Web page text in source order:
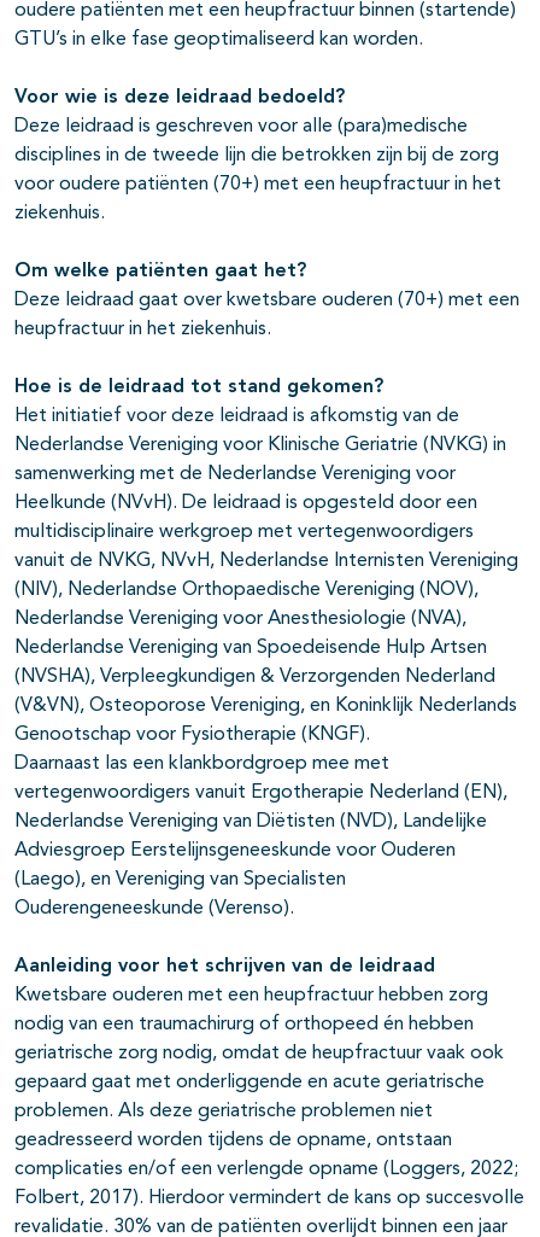
oudere patiënten met een heupfractuur binnen (startende)
GTU’s in elke fase geoptimaliseerd kan worden.
Voor wie is deze leidraad bedoeld?
Deze leidraad is geschreven voor alle (para)medische
disciplines in de tweede lijn die betrokken zijn bij de zorg
voor oudere patiënten (70+) met een heupfractuur in het
ziekenhuis.
Om welke patiënten gaat het?
Deze leidraad gaat over kwetsbare ouderen (70+) met een
heupfractuur in het ziekenhuis.
Hoe is de leidraad tot stand gekomen?
Het initiatief voor deze leidraad is afkomstig van de
Nederlandse Vereniging voor Klinische Geriatrie (NVKG) in
samenwerking met de Nederlandse Vereniging voor
Heelkunde (NVvH). De leidraad is opgesteld door een
multidisciplinaire werkgroep met vertegenwoordigers
vanuit de NVKG, NVvH, Nederlandse Internisten Vereniging
(NIV), Nederlandse Orthopaedische Vereniging (NOV),
Nederlandse Vereniging voor Anesthesiologie (NVA),
Nederlandse Vereniging van Spoedeisende Hulp Artsen
(NVSHA), Verpleegkundigen & Verzorgenden Nederland
(V&VN), Osteoporose Vereniging, en Koninklijk Nederlands
Genootschap voor Fysiotherapie (KNGF).
Daarnaast las een klankbordgroep mee met
vertegenwoordigers vanuit Ergotherapie Nederland (EN),
Nederlandse Vereniging van Diëtisten (NVD), Landelijke
Adviesgroep Eerstelijnsgeneeskunde voor Ouderen
(Laego), en Vereniging van Specialisten
Ouderengeneeskunde (Verenso).
Aanleiding voor het schrijven van de leidraad
Kwetsbare ouderen met een heupfractuur hebben zorg
nodig van een traumachirurg of orthopeed én hebben
geriatrische zorg nodig, omdat de heupfractuur vaak ook
gepaard gaat met onderliggende en acute geriatrische
problemen. Als deze geriatrische problemen niet
geadresseerd worden tijdens de opname, ontstaan
complicaties en/of een verlengde opname (Loggers, 2022;
Folbert, 2017). Hierdoor vermindert de kans op succesvolle
revalidatie. 30% van de patiënten overlijdt binnen een jaar